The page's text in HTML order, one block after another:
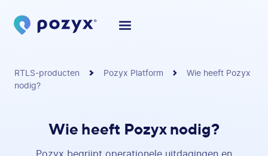
RTLS-producten Pozyx Platform
Wie heeft Pozyx
nodig?
Wie heeft Pozyx nodig?